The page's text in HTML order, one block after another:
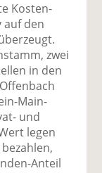
Kosten-
auf den
zwei
in den
Main-
und
legen
Anteil